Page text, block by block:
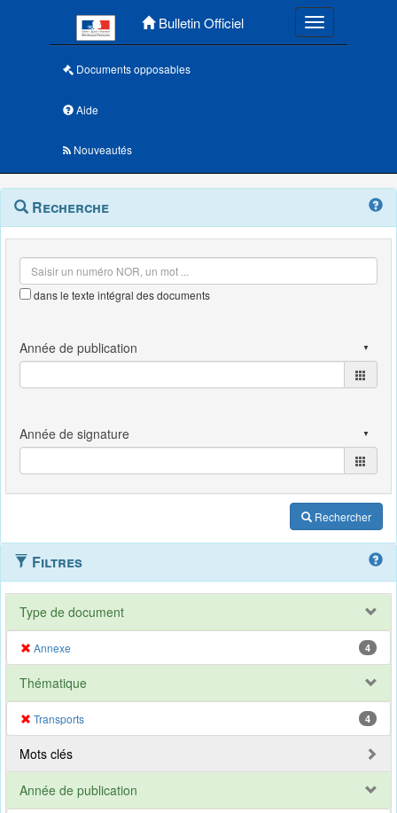
Bulletin Officiel Toggle
Documents opposables
Aide
Nouveautés
Navigation
outils
Menu
contextuel
Recherche
dans le texte intégral des documents
Rechercher
Filtres
Type de document
Annexe 4
Thématique
Transports 4
Mots clés
Année de publication